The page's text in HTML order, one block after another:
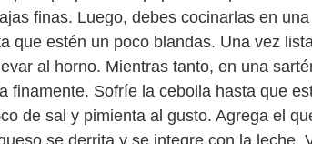
finas. Luego, debes cocinarlas en
que estén un poco blandas. Una vez
al horno. Mientras tanto, en una
finamente. Sofríe la cebolla hasta que
de sal y pimienta al gusto. Agrega el
se derrita y se integre con la leche.